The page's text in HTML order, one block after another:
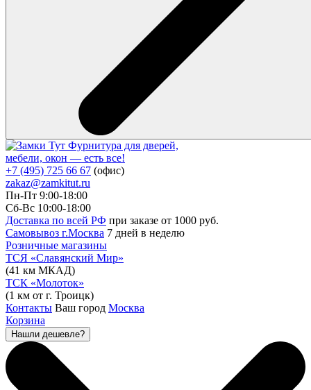
Фурнитура для дверей,
мебели, окон — есть все!
+7 (495) 725 66 67 (офис)
zakaz@zamkitut.ru
Пн-Пт 9:00-18:00
Сб-Вс 10:00-18:00
Доставка по всей РФ при заказе от 1000 руб.
Самовывоз г.Москва 7 дней в неделю
Розничные магазины
ТСЯ «Славянский Мир»
(41 км МКАД)
ТСК «Молоток»
(1 км от г. Троицк)
Контакты Ваш город Москва
Корзина
Нашли дешевле?